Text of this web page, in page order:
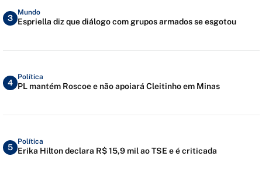
3
Mundo
Espriella diz que diálogo com grupos armados se esgotou
4
Política
PL mantém Roscoe e não apoiará Cleitinho em Minas
5
Política
Erika Hilton declara R$ 15,9 mil ao TSE e é criticada